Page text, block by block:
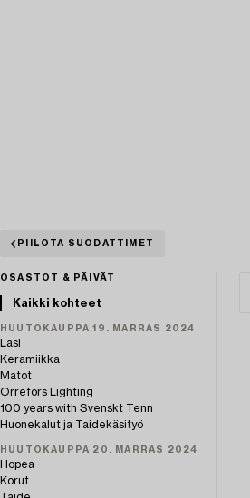
PIILOTA SUODATTIMET
OSASTOT & PÄIVÄT
Kaikki kohteet
HUUTOKAUPPA 19. MARRAS 2024
Lasi
Keramiikka
Matot
Orrefors Lighting
100 years with Svenskt Tenn
Huonekalut ja Taidekäsityö
HUUTOKAUPPA 20. MARRAS 2024
Hopea
Korut